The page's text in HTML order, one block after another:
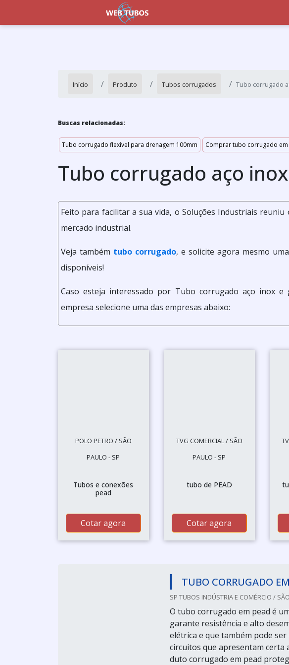
Início Produto Tubos corrugados Tubo corrugado
Buscas relacionadas:
Tubo corrugado flexível para drenagem 100mm Comprar tubo corrugado
Tubo corrugado aço inox
Feito para facilitar a sua vida, o Soluções Industriais
mercado industrial.
Veja também tubo corrugado, e solicite agora mesmo uma
disponíveis!
Caso esteja interessado por Tubo corrugado aço inox
empresa selecione uma das empresas abaixo:
POLO PETRO / SÃO
PAULO - SP
Tubos e conexões
pead
Cotar agora
TVG COMERCIAL / SÃO
PAULO - SP
tubo de PEAD
Cotar agora
TUBO CORRUGADO
SP TUBOS INDÚSTRIA E COMÉRCIO /
O tubo corrugado em pead é
garante resistência e alto
elétrica e que também pode
circuitos que apresentam certa
duto corrugado em pead